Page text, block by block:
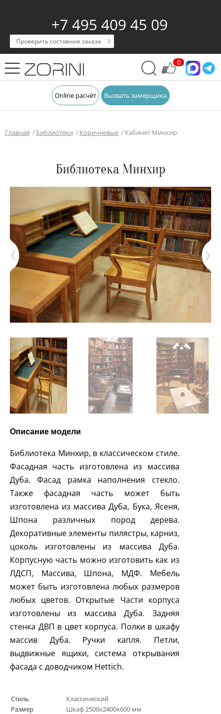
+7 495 409 45 09
Проверить состояние заказа
0
Online расчёт Вызвать замерщика
Главная Библиотеки Коричневые Кабинет Минхир
Библиотека Минхир
Описание модели
Библиотека Минхир, в классическом стиле.
Фасадная часть изготовлена из массива
Дуба. Фасад рамка наполнения стекло.
Также фасадная часть может быть
изготовлена из массива Дуба, Бука, Ясеня,
Шпона различных пород дерева.
Декоративные элементы пилястры, карниз,
цоколь изготовлены из массива Дуба.
Корпусную часть можно изготовить как из
ЛДСП, Массива, Шпона, МДФ. Мебель
может быть изготовлена любых размеров
любых цветов. Открытые Части корпуса
изготовлены из массива Дуба. Задняя
стенка ДВП в цвет корпуса. Полки в шкафу
массив Дуба. Ручки капля. Петли,
выдвижные ящики, система открывания
фасада с доводчиком Hettich.
Стиль
Классический
Размер
Шкаф 2500х2400х600 мм